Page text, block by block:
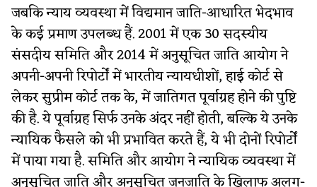
जबकि न्याय व्यवस्था में विद्यमान जाति-आधारित भेदभाव
के कई प्रमाण उपलब्ध हैं. 2001 में एक 30 सदस्यीय
संसदीय समिति और 2014 में अनुसूचित जाति आयोग ने
अपनी-अपनी रिपोर्टों में भारतीय न्यायधीशों, हाई कोर्ट से
लेकर सुप्रीम कोर्ट तक के, में जातिगत पूर्वाग्रह होने की पुष्टि
की है. ये पूर्वाग्रह सिर्फ उनके अंदर नहीं होती, बल्कि ये उनके
न्यायिक फैसले को भी प्रभावित करते हैं, ये भी दोनों रिपोर्टों
में पाया गया है. समिति और आयोग ने न्यायिक व्यवस्था में